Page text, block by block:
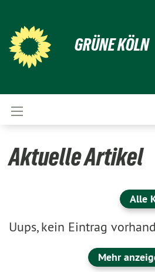
GRÜNE KÖLN
Aktuelle Artikel
Alle
Uups, kein Eintrag
Mehr